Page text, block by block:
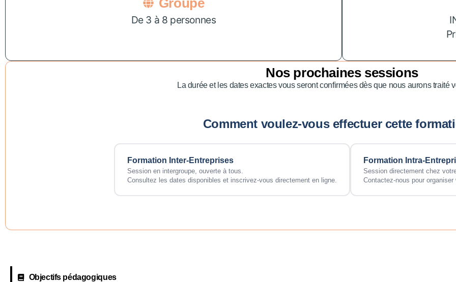
Groupe
De 3 à 8 personnes
Nos prochaines sessions
La durée et les dates exactes vous seront confirmées dès que nous aurons traité
Comment voulez-vous effectuer cette
Formation Inter-Entreprises
Session en intergroupe, ouverte à tous.
Consultez les dates disponibles et inscrivez-vous directement en ligne.
Formation Intra-
Session directement chez
Contactez-nous pour
Objectifs pédagogiques